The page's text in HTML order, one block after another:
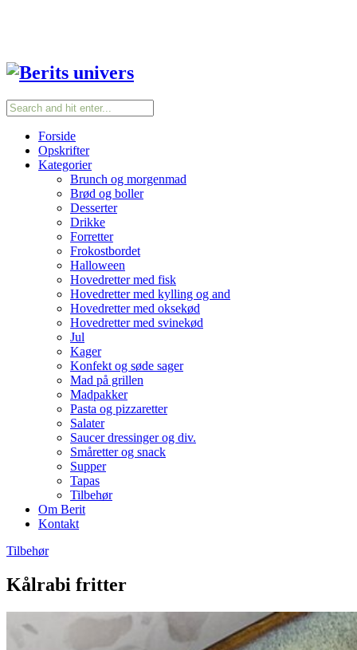
Forside
Opskrifter
Kategorier
Brunch og morgenmad
Brød og boller
Desserter
Drikke
Forretter
Frokostbordet
Halloween
Hovedretter med fisk
Hovedretter med kylling og and
Hovedretter med oksekød
Hovedretter med svinekød
Jul
Kager
Konfekt og søde sager
Mad på grillen
Madpakker
Pasta og pizzaretter
Salater
Saucer dressinger og div.
Småretter og snack
Supper
Tapas
Tilbehør
Om Berit
Kontakt
Tilbehør
Kålrabi fritter